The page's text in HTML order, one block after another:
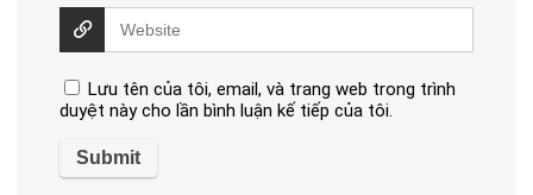
Lưu tên của tôi, email, và trang web trong trình
duyệt này cho lần bình luận kế tiếp của tôi.